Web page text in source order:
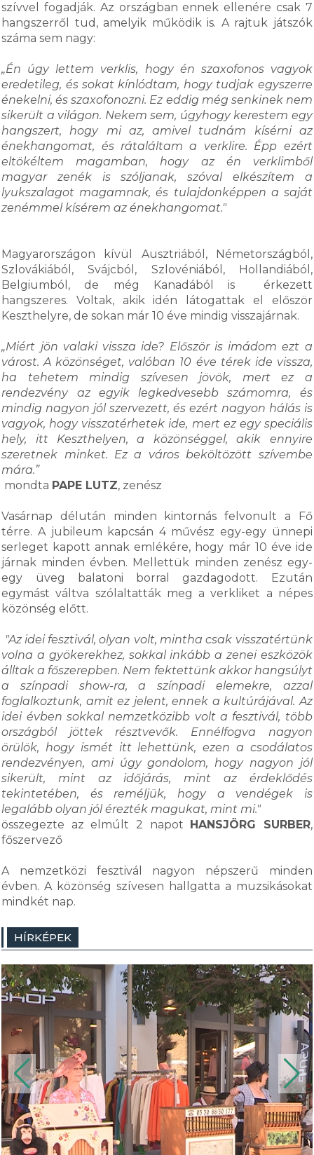
szívvel fogadják. Az országban ennek ellenére csak 7
hangszerről tud, amelyik működik is. A rajtuk játszók
száma sem nagy:
„Én úgy lettem verklis, hogy én szaxofonos vagyok
eredetileg, és sokat kínlódtam, hogy tudjak egyszerre
énekelni, és szaxofonozni. Ez eddig még senkinek nem
sikerült a világon. Nekem sem, úgyhogy kerestem egy
hangszert, hogy mi az, amivel tudnám kísérni az
énekhangomat, és rátaláltam a verklire. Épp ezért
eltökéltem magamban, hogy az én verklimből
magyar zenék is szóljanak, szóval elkészítem a
lyukszalagot magamnak, és tulajdonképpen a saját
zenémmel kísérem az énekhangomat."
Magyarországon kívül Ausztriából, Németországból,
Szlovákiából, Svájcból, Szlovéniából, Hollandiából,
Belgiumból, de még Kanadából is érkezett
hangszeres. Voltak, akik idén látogattak el először
Keszthelyre, de sokan már 10 éve mindig visszajárnak.
„Miért jön valaki vissza ide? Először is imádom ezt a
várost. A közönséget, valóban 10 éve térek ide vissza,
ha tehetem mindig szívesen jövök, mert ez a
rendezvény az egyik legkedvesebb számomra, és
mindig nagyon jól szervezett, és ezért nagyon hálás is
vagyok, hogy visszatérhetek ide, mert ez egy speciális
hely, itt Keszthelyen, a közönséggel, akik ennyire
szeretnek minket. Ez a város beköltözött szívembe
mára.”
mondta PAPE LUTZ, zenész
Vasárnap délután minden kintornás felvonult a Fő
térre. A jubileum kapcsán 4 művész egy-egy ünnepi
serleget kapott annak emlékére, hogy már 10 éve ide
járnak minden évben. Mellettük minden zenész egy-
egy üveg balatoni borral gazdagodott. Ezután
egymást váltva szólaltatták meg a verkliket a népes
közönség előtt.
"Az idei fesztivál, olyan volt, mintha csak visszatértünk
volna a gyökerekhez, sokkal inkább a zenei eszközök
álltak a főszerepben. Nem fektettünk akkor hangsúlyt
a színpadi show-ra, a színpadi elemekre, azzal
foglalkoztunk, amit ez jelent, ennek a kultúrájával. Az
idei évben sokkal nemzetközibb volt a fesztivál, több
országból jöttek résztvevők. Ennélfogva nagyon
örülök, hogy ismét itt lehettünk, ezen a csodálatos
rendezvényen, ami úgy gondolom, hogy nagyon jól
sikerült, mint az időjárás, mint az érdeklődés
tekintetében, és reméljük, hogy a vendégek is
legalább olyan jól érezték magukat, mint mi."
összegezte az elmúlt 2 napot HANSJÖRG SURBER,
főszervező
A nemzetközi fesztivál nagyon népszerű minden
évben. A közönség szívesen hallgatta a muzsikásokat
mindkét nap.
HÍRKÉPEK